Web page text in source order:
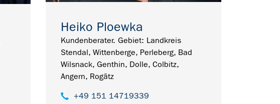
Heiko Ploewka
Kundenberater. Gebiet: Landkreis
Stendal, Wittenberge, Perleberg, Bad
Wilsnack, Genthin, Dolle, Colbitz,
Angern, Rogätz
+49 151 14719339